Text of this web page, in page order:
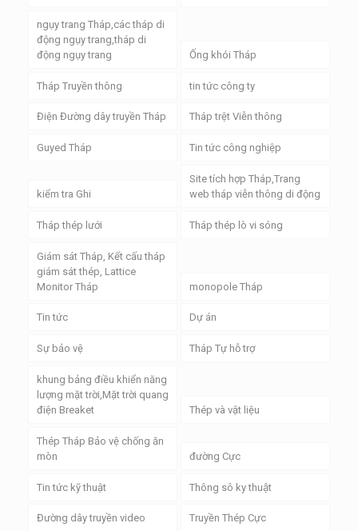
ngụy trang Tháp,các tháp di
động ngụy trang,tháp di
động ngụy trang
Ống khói Tháp
Tháp Truyền thông tin tức công ty
Điện Đường dây truyền Tháp Tháp trệt Viễn thông
Guyed Tháp Tin tức công nghiệp
kiểm tra Ghi
Site tích hợp Tháp,Trang
web tháp viễn thông di động
Tháp thép lưới Tháp thép lò vi sóng
Giám sát Tháp, Kết cấu tháp
giám sát thép, Lattice
Monitor Tháp
monopole Tháp
Tin tức Dự án
Sự bảo vệ Tháp Tự hỗ trợ
khung bảng điều khiển năng
lượng mặt trời,Mặt trời quang
điện Breaket
Thép và vật liệu
Thép Tháp Bảo vệ chống ăn
mòn
đường Cực
Tin tức kỹ thuật Thông sô ky thuật
Đường dây truyền video Truyền Thép Cực